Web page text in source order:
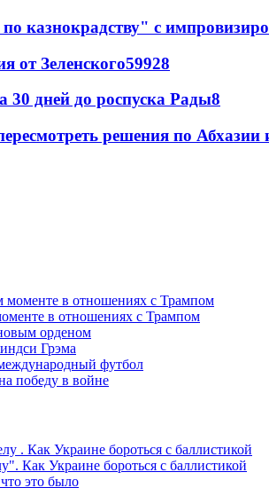
казнокрадству" с
от Зеленского59928
30 дней до роспуска Рады8
решения по
в отношениях с Трампом
орденом
Грэма
футбол
победу в войне
Как Украине бороться с баллистикой